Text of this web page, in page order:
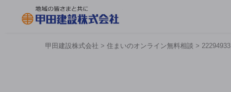
甲田建設株式会社 > 住まいのオンライン無料相談 > 22294933